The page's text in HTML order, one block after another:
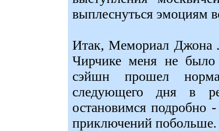
выплеснуться эмоциям
Итак, Мемориал Джона
Чирчике меня не
сэйшн прошел
следующего дня в
остановимся подробно
приключений побольше.